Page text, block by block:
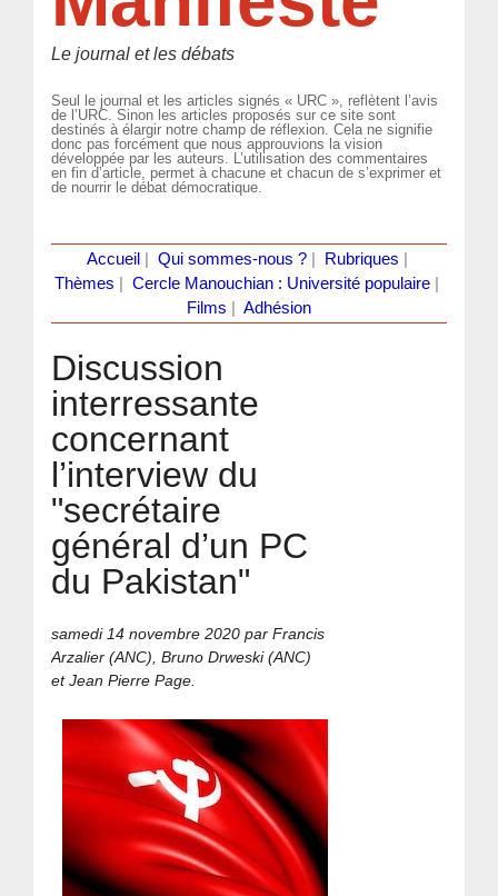
Le journal et les débats
Seul le journal et les articles signés « URC », reflètent l’avis
de l’URC. Sinon les articles proposés sur ce site sont
destinés à élargir notre champ de réflexion. Cela ne signifie
donc pas forcément que nous approuvions la vision
développée par les auteurs. L’utilisation des commentaires
en fin d’article, permet à chacune et chacun de s’exprimer et
de nourrir le débat démocratique.
Accueil Qui sommes-nous ?| Rubriques
Thèmes
Cercle Manouchian : Université populaire
Films
Adhésion
Discussion
interressante
concernant
l’interview du
"secrétaire
général d’un PC
du Pakistan"
samedi 14 novembre 2020 par Francis
Arzalier (ANC), Bruno Drweski (ANC)
et Jean Pierre Page.